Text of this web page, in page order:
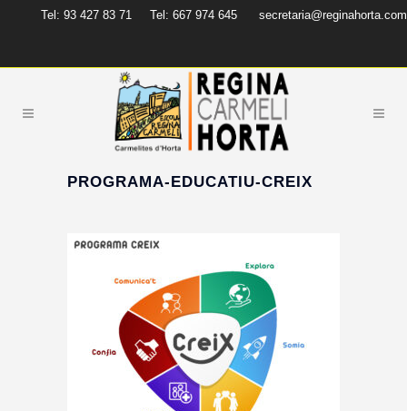
Tel: 93 427 83 71 Tel: 667 974 645 secretaria@reginahorta.com
PROGRAMA-EDUCATIU-CREIX